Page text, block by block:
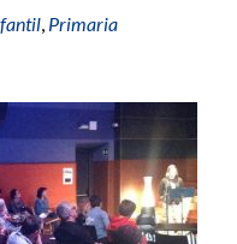
, Primaria